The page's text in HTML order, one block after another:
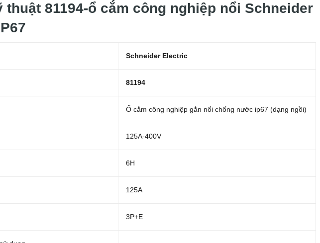
thuật 81194-ổ cắm công nghiệp nổi Schneider
Schneider Electric
81194
Ổ cắm công nghiệp gắn nổi chống nước ip67 (dạng ngồi)
125A-400V
6H
125A
3P+E